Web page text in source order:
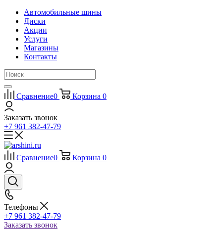
Автомобильные шины
Диски
Акции
Услуги
Магазины
Контакты
Сравнение0 Корзина 0
Заказать звонок
+7 961 382-47-79
Сравнение0 Корзина 0
Телефоны
+7 961 382-47-79
Заказать звонок